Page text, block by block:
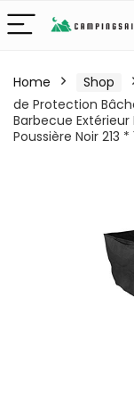
Home Shop
de Protection
Barbecue
Poussière Noir 213